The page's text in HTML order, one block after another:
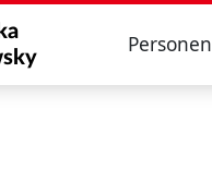
Personen